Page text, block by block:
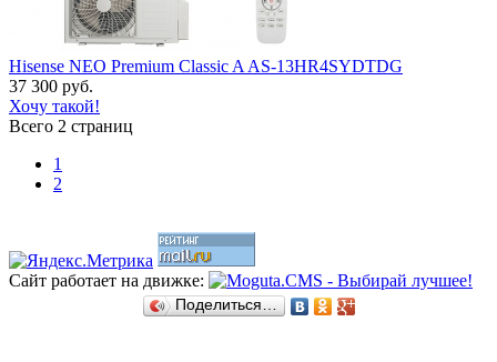
Hisense NEO Premium Classic A AS-13HR4SYDTDG
37 300 руб.
Хочу такой!
Всего 2 страниц
1
2
Сайт работает на движке:
Поделиться…